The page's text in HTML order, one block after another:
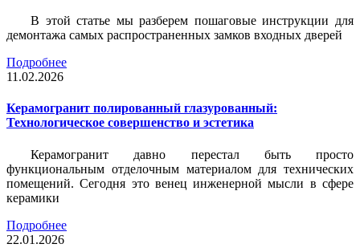
В этой статье мы разберем пошаговые инструкции для
демонтажа самых распространенных замков входных дверей
Подробнее
11.02.2026
Керамогранит полированный глазурованный:
Технологическое совершенство и эстетика
Керамогранит давно перестал быть просто
функциональным отделочным материалом для технических
помещений. Сегодня это венец инженерной мысли в сфере
керамики
Подробнее
22.01.2026